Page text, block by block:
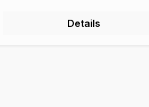
Papier 4/4 farbiger Offsetdruck Die
genauen Anforderungen entnehmen
Details